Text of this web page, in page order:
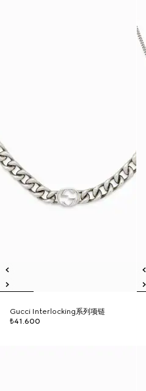
Gucci Interlocking系列项链
₺41.600